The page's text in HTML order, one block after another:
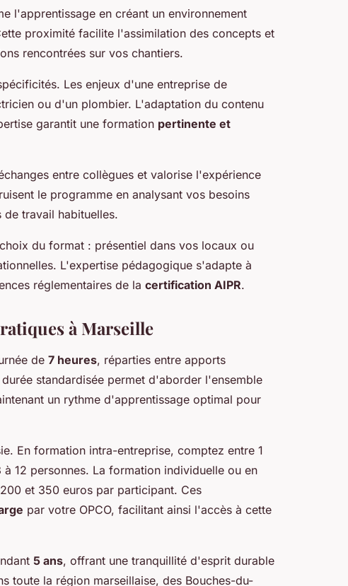
l'apprentissage en créant un environnement
proximité facilite l'assimilation des concepts et
rencontrées sur vos chantiers.
Les enjeux d'une entreprise de
ou d'un plombier. L'adaptation du contenu
garantit une formation pertinente et
entre collègues et valorise l'expérience
le programme en analysant vos besoins
travail habituelles.
du format : présentiel dans vos locaux ou
L'expertise pédagogique s'adapte à
réglementaires de la certification AIPR.
à Marseille
de 7 heures, réparties entre apports
standardisée permet d'aborder l'ensemble
un rythme d'apprentissage optimal pour
En formation intra-entreprise, comptez entre 1
12 personnes. La formation individuelle ou en
et 350 euros par participant. Ces
par votre OPCO, facilitant ainsi l'accès à cette
5 ans, offrant une tranquillité d'esprit durable
toute la région marseillaise, des Bouches-du-